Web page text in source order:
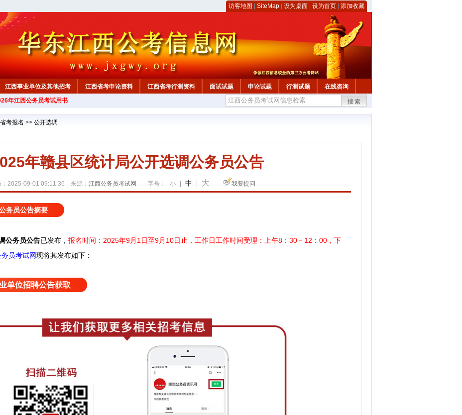
访客地图 SiteMap 设为桌面 设为首页 添加收藏
江西事业单位及其他招考 江西省考申论资料 江西省考行测资料 面试试题 申论试题 行测试题 在线咨询
年江西公务员考试用书 搜索
考报名 >> 公开选调
年赣县区统计局公开选调公务员公告
：2025-09-01 09:11:36 来源： 江西公务员考试网 字号： 小 中 大 我要提问
务员公告摘要
公务员公告已发布， 报名时间：2025年9月1日至9月10日止，工作日工作时间受理：上午8：30－12：00，下
员考试网现将其发布如下：
单位招聘公告获取